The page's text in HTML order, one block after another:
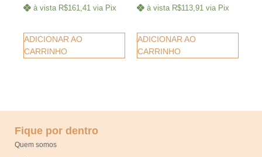
à vista R$161,41 via Pix
ADICIONAR AO
CARRINHO
à vista R$113,91 via Pix
ADICIONAR AO
CARRINHO
Fique por dentro
Quem somos